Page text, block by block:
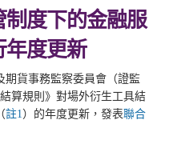
度下的金融服
年度更新
期貨事務監察委員會（證監
算規則》對場外衍生工具結
註1）的年度更新，發表聯合